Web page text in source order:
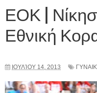
ΕΟΚ |
Εθνική
ΙΟΥΛΊΟΥ 14, 2013